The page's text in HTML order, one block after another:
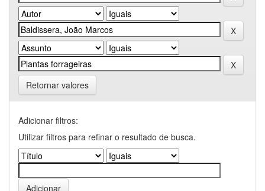
Retornar valores
Adicionar filtros:
Utilizar filtros para refinar o resultado de busca.